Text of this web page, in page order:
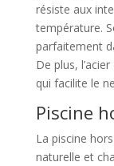
résiste aux
température.
parfaitement
De plus,
qui facilite le
Piscine
La piscine
naturelle et